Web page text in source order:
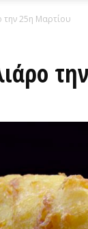
την 25η Μαρτίου